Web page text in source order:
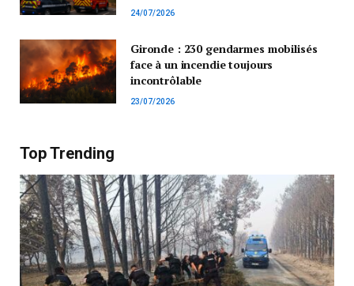
24/07/2026
Gironde : 230 gendarmes mobilisés
face à un incendie toujours
incontrôlable
23/07/2026
Top Trending